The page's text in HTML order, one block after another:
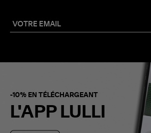
-10% EN TÉLÉCHARGEANT
L'APP LULLI